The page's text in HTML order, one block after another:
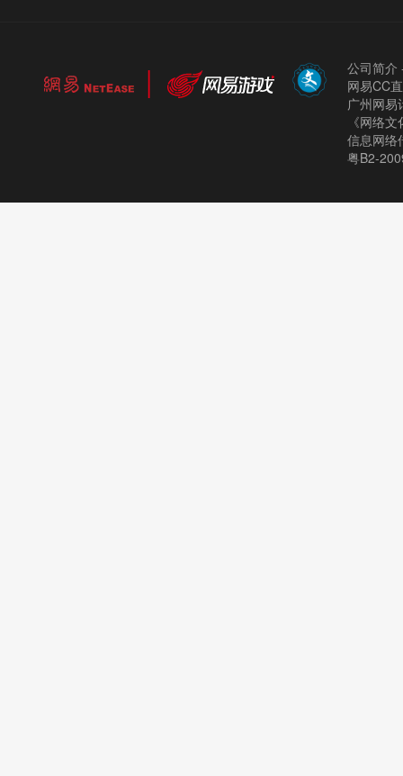
公司简介
网易CC
广州网
《网络
信息网络
粤B2-